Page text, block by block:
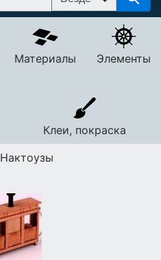
Материалы Элементы
Клеи, покраска
Нактоузы